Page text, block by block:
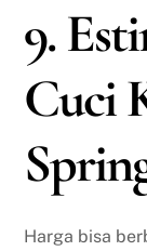
9.
Cuci
Harga bisa